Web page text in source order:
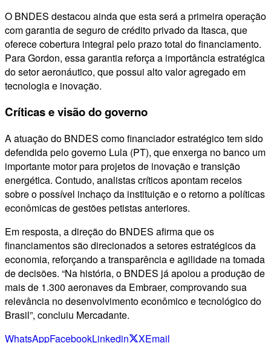
O BNDES destacou ainda que esta será a primeira operação
com garantia de seguro de crédito privado da Itasca, que
oferece cobertura integral pelo prazo total do financiamento.
Para Gordon, essa garantia reforça a importância estratégica
do setor aeronáutico, que possui alto valor agregado em
tecnologia e inovação.
Críticas e visão do governo
A atuação do BNDES como financiador estratégico tem sido
defendida pelo governo Lula (PT), que enxerga no banco um
importante motor para projetos de inovação e transição
energética. Contudo, analistas críticos apontam receios
sobre o possível inchaço da instituição e o retorno a políticas
econômicas de gestões petistas anteriores.
Em resposta, a direção do BNDES afirma que os
financiamentos são direcionados a setores estratégicos da
economia, reforçando a transparência e agilidade na tomada
de decisões. “Na história, o BNDES já apoiou a produção de
mais de 1.300 aeronaves da Embraer, comprovando sua
relevância no desenvolvimento econômico e tecnológico do
Brasil”, concluiu Mercadante.
WhatsAppFacebookLinkedin XEmail